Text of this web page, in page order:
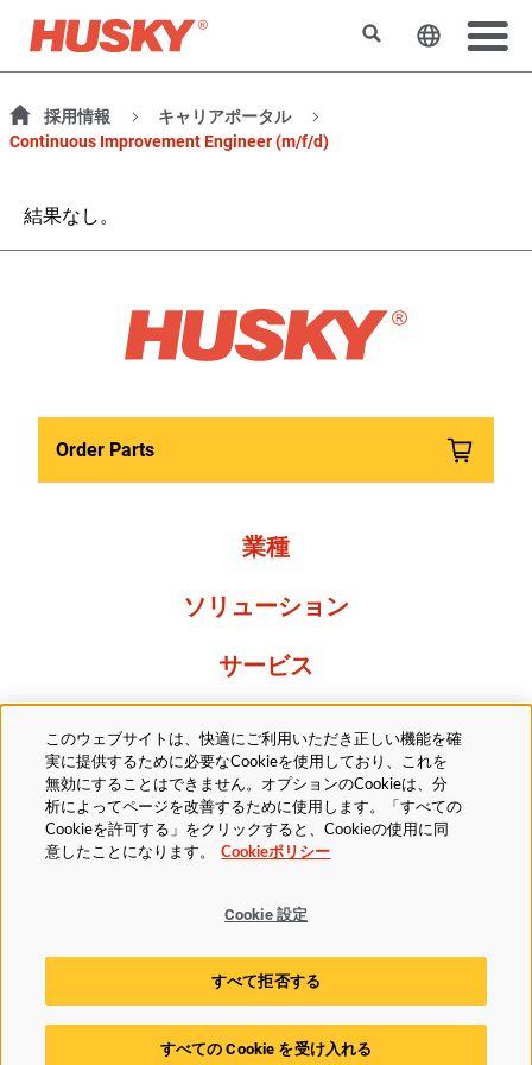
検索 ウェブサ
採用情報
キャリアポータル
Continuous Improvement Engineer (m/f/d)
結果なし。
Order Parts
業種
ソリューション
サービス
Resources
当社について
法的 プライバシーポリシー
アクセシビリティ方針
Cookieポリシー
Cookie 設定
© 2025 Husky Technologies. All rights reserved.
このウェブサイトは、快適にご利用いただき正しい機能を確
実に提供するために必要なCookieを使用しており、これを
無効にすることはできません。オプションのCookieは、分
析によってページを改善するために使用します。「すべての
Cookieを許可する」をクリックすると、Cookieの使用に同
意したことになります。
Cookieポリシー
Cookie 設定
すべて拒否する
すべての Cookie を受け入れる